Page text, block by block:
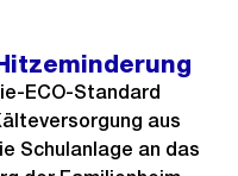
ECO-Standard
aus
Schulanlage an das